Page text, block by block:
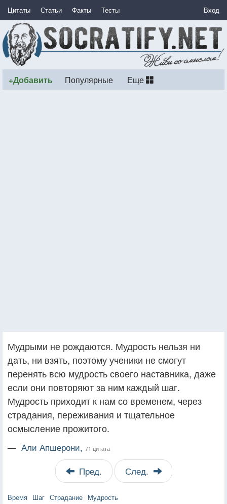
Цитаты Статьи Факты Тесты Вход
+Добавить Популярные Еще
Мудрыми не рождаются. Мудрость нельзя ни
дать, ни взять, поэтому ученики не смогут
перенять всю мудрость своего наставника, даже
если они повторяют за ним каждый шаг.
Мудрость приходит к нам со временем, через
страдания, переживания и тщательное
осмысление прожитого.
— Али Апшерони, 71 цитата
Пред. След.
Время Шаг Страдание Мудрость